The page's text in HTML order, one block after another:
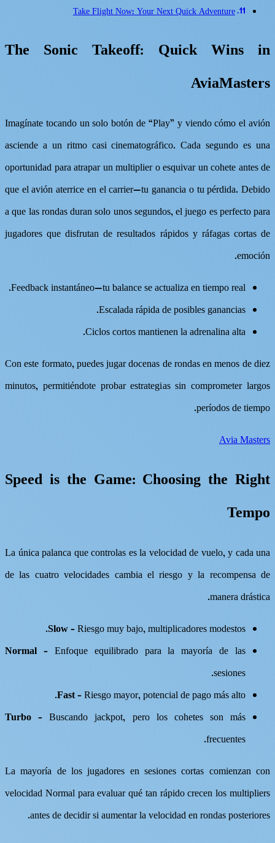
Take Flight Now: Your Next Quick Adventure
The Sonic Takeoff: Quick Wins in
AviaMasters
Imagínate tocando un solo botón de “Play” y viendo cómo el avión
asciende a un ritmo casi cinematográfico. Cada segundo es una
oportunidad para atrapar un multiplier o esquivar un cohete antes de
que el avión aterrice en el carrier—tu ganancia o tu pérdida. Debido
a que las rondas duran solo unos segundos, el juego es perfecto para
jugadores que disfrutan de resultados rápidos y ráfagas cortas de
emoción.
Feedback instantáneo—tu balance se actualiza en tiempo real.
Escalada rápida de posibles ganancias.
Ciclos cortos mantienen la adrenalina alta.
Con este formato, puedes jugar docenas de rondas en menos de diez
minutos, permitiéndote probar estrategias sin comprometer largos
períodos de tiempo.
Avia Masters
Speed is the Game: Choosing the Right
Tempo
La única palanca que controlas es la velocidad de vuelo, y cada una
de las cuatro velocidades cambia el riesgo y la recompensa de
manera drástica.
Slow– Riesgo muy bajo, multiplicadores modestos.
Normal – Enfoque equilibrado para la mayoría de las
sesiones.
Fast– Riesgo mayor, potencial de pago más alto.
Turbo – Buscando jackpot, pero los cohetes son más
frecuentes.
La mayoría de los jugadores en sesiones cortas comienzan con
velocidad Normal para evaluar qué tan rápido crecen los multipliers
antes de decidir si aumentar la velocidad en rondas posteriores.